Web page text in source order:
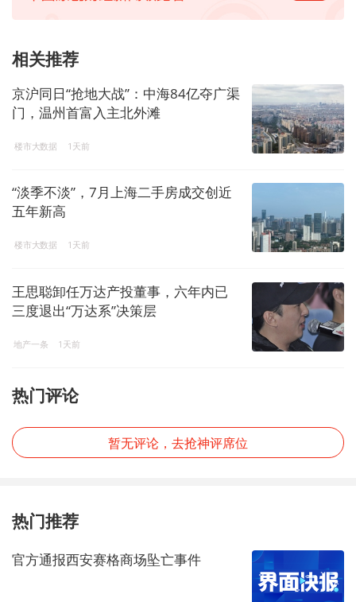
相关推荐
京沪同日“抢地大战”：中海84亿夺广渠
门，温州首富入主北外滩
楼市大数据 1天前
“淡季不淡”，7月上海二手房成交创近
五年新高
楼市大数据 1天前
王思聪卸任万达产投董事，六年内已
三度退出“万达系”决策层
地产一条 1天前
热门评论
暂无评论，去抢神评席位
热门推荐
官方通报西安赛格商场坠亡事件